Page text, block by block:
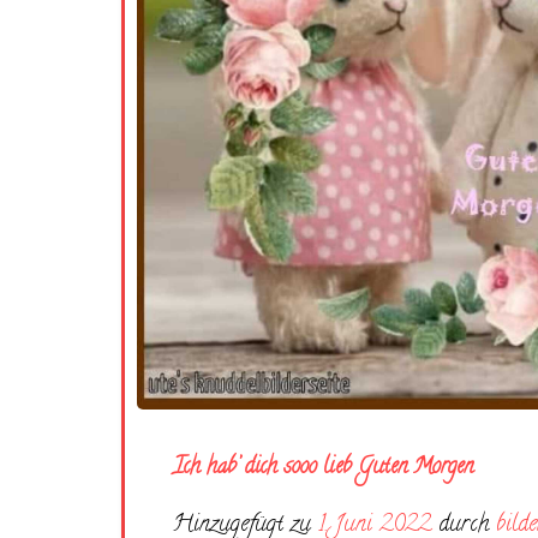
Ich hab’ dich sooo lieb Guten Morgen
Hinzugefügt zu1. Juni 2022 durch